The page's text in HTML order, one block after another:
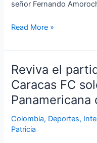
señor Fernando
del
de
con
Fernando
Amorocho
Chacón
Read More »
Reviva el
Caracas FC
Panamericana
Colombia, Deportes,
Patricia
Reviva
el
partido
Santa
Fe
vs